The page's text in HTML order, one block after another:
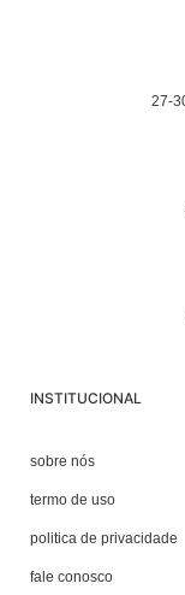
27-
INSTITUCIONAL
sobre nós
termo de uso
politica de privacidade
fale conosco